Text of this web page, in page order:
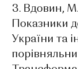
3. Вдовин,
Показники
України та